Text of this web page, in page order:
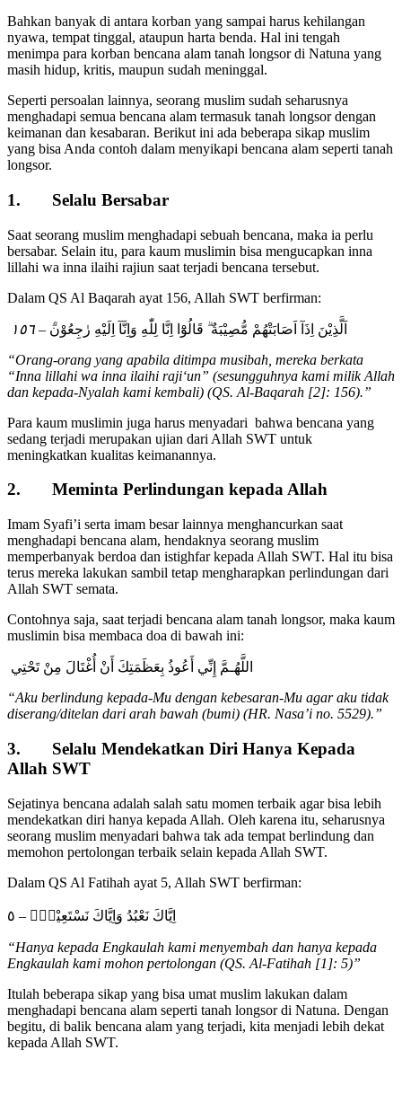
Bahkan banyak di antara korban yang sampai harus kehilangan
nyawa, tempat tinggal, ataupun harta benda. Hal ini tengah
menimpa para korban bencana alam tanah longsor di Natuna yang
masih hidup, kritis, maupun sudah meninggal.
Seperti persoalan lainnya, seorang muslim sudah seharusnya
menghadapi semua bencana alam termasuk tanah longsor dengan
keimanan dan kesabaran. Berikut ini ada beberapa sikap muslim
yang bisa Anda contoh dalam menyikapi bencana alam seperti tanah
longsor.
1. Selalu Bersabar
Saat seorang muslim menghadapi sebuah bencana, maka ia perlu
bersabar. Selain itu, para kaum muslimin bisa mengucapkan inna
lillahi wa inna ilaihi rajiun saat terjadi bencana tersebut.
Dalam QS Al Baqarah ayat 156, Allah SWT berfirman:
اَلَّذِيْنَ اِذَآ اَصَابَتْهُمْ مُّصِيْبَةٌ ۗ قَالُوْٓا اِنَّا لِلّٰهِ وَاِنَّآ اِلَيْهِ رٰجِعُوْن َۗ – ١٥٦
“Orang-orang yang apabila ditimpa musibah, mereka berkata
“Inna lillahi wa inna ilaihi raji‘un” (sesungguhnya kami milik Allah
dan kepada-Nyalah kami kembali) (QS. Al-Baqarah [2]: 156).”
Para kaum muslimin juga harus menyadari bahwa bencana yang
sedang terjadi merupakan ujian dari Allah SWT untuk
meningkatkan kualitas keimanannya.
2. Meminta Perlindungan kepada Allah
Imam Syafi’i serta imam besar lainnya menghancurkan saat
menghadapi bencana alam, hendaknya seorang muslim
memperbanyak berdoa dan istighfar kepada Allah SWT. Hal itu bisa
terus mereka lakukan sambil tetap mengharapkan perlindungan dari
Allah SWT semata.
Contohnya saja, saat terjadi bencana alam tanah longsor, maka kaum
muslimin bisa membaca doa di bawah ini:
اللَّهُـمَّ إِنِّي أَعُوذُ بِعَظَمَتِكَ أَنْ أُغْتَالَ مِنْ تَحْتِي
“Aku berlindung kepada-Mu dengan kebesaran-Mu agar aku tidak
diserang/ditelan dari arah bawah (bumi) (HR. Nasa’i no. 5529).”
3. Selalu Mendekatkan Diri Hanya Kepada
Allah SWT
Sejatinya bencana adalah salah satu momen terbaik agar bisa lebih
mendekatkan diri hanya kepada Allah. Oleh karena itu, seharusnya
seorang muslim menyadari bahwa tak ada tempat berlindung dan
memohon pertolongan terbaik selain kepada Allah SWT.
Dalam QS Al Fatihah ayat 5, Allah SWT berfirman:
اِيَّاكَ نَعْبُدُ وَاِيَّاكَ نَسْتَعِيْنُۗ – ٥
“Hanya kepada Engkaulah kami menyembah dan hanya kepada
Engkaulah kami mohon pertolongan (QS. Al-Fatihah [1]: 5)”
Itulah beberapa sikap yang bisa umat muslim lakukan dalam
menghadapi bencana alam seperti tanah longsor di Natuna. Dengan
begitu, di balik bencana alam yang terjadi, kita menjadi lebih dekat
kepada Allah SWT.